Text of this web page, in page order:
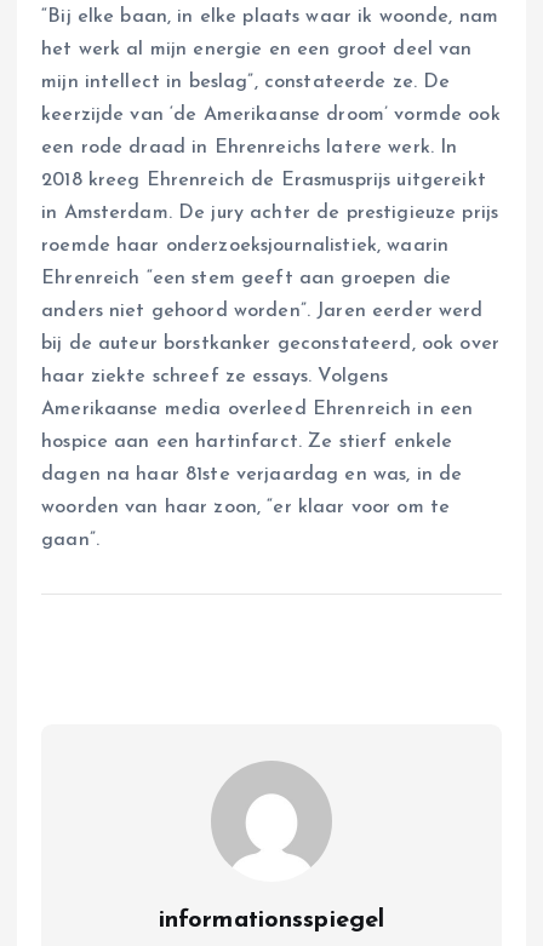
“Bij elke baan, in elke plaats waar ik woonde, nam
het werk al mijn energie en een groot deel van
mijn intellect in beslag”, constateerde ze. De
keerzijde van ‘de Amerikaanse droom’ vormde ook
een rode draad in Ehrenreichs latere werk. In
2018 kreeg Ehrenreich de Erasmusprijs uitgereikt
in Amsterdam. De jury achter de prestigieuze prijs
roemde haar onderzoeksjournalistiek, waarin
Ehrenreich “een stem geeft aan groepen die
anders niet gehoord worden”. Jaren eerder werd
bij de auteur borstkanker geconstateerd, ook over
haar ziekte schreef ze essays. Volgens
Amerikaanse media overleed Ehrenreich in een
hospice aan een hartinfarct. Ze stierf enkele
dagen na haar 81ste verjaardag en was, in de
woorden van haar zoon, “er klaar voor om te
gaan”.
informationsspiegel